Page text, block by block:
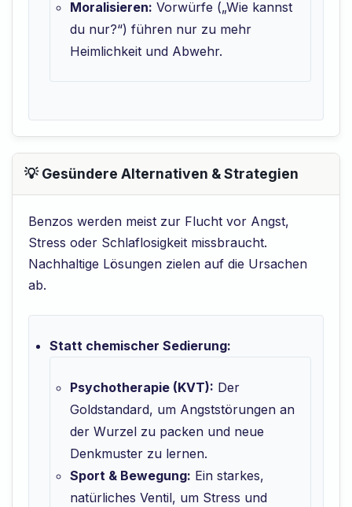
Moralisieren: Vorwürfe („Wie kannst
du nur?“) führen nur zu mehr
Heimlichkeit und Abwehr.
💡 Gesündere Alternativen & Strategien
Benzos werden meist zur Flucht vor Angst,
Stress oder Schlaflosigkeit missbraucht.
Nachhaltige Lösungen zielen auf die Ursachen
ab.
Statt chemischer Sedierung:
Psychotherapie (KVT): Der
Goldstandard, um Angststörungen an
der Wurzel zu packen und neue
Denkmuster zu lernen.
Sport & Bewegung: Ein starkes,
natürliches Ventil, um Stress und